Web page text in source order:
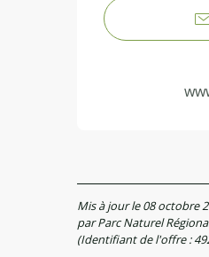
Mis à jour le 08 octobre
par Parc Naturel
(Identifiant de l'offre :